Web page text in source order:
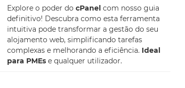
Explore o poder do cPanel com nosso guia
definitivo! Descubra como esta ferramenta
intuitiva pode transformar a gestão do seu
alojamento web, simplificando tarefas
complexas e melhorando a eficiência. Ideal
para PMEs e qualquer utilizador.